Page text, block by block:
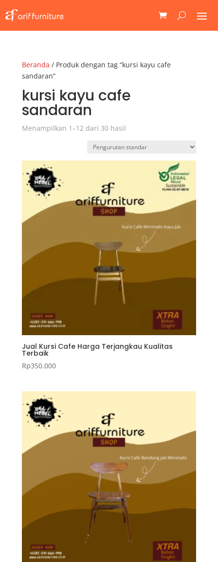
Beranda / Produk dengan tag “kursi kayu cafe
sandaran”
kursi kayu cafe
sandaran
Menampilkan 1–12 dari 30 hasil
Jual Kursi Cafe Harga Terjangkau Kualitas
Terbaik
Rp350.000